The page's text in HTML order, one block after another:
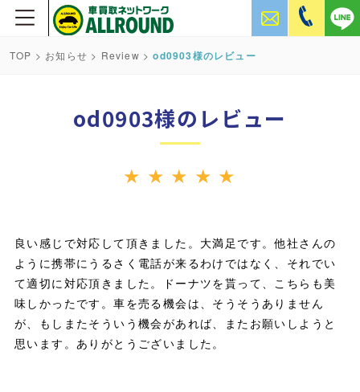
TOP > お知らせ > Review >od0903様のレビュー
od0903様のレビュー
★ ★ ★ ★ ★
良い感じで対応して頂きました。大満足です。他社さんの
ように携帯にうるさく電話が来るわけではなく、それでい
て適切に対応頂きました。ドーナツを貰って、こちらも美
味しかったです。車を売る機会は、そうそうありません
が、もしまたそういう機会があれば、またお願いしようと
思います。ありがとうございました。